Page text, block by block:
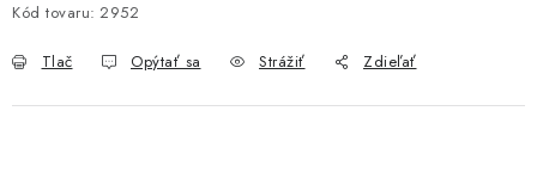
Kód tovaru: 2952
Tlač Opýtať sa Strážiť Zdieľať